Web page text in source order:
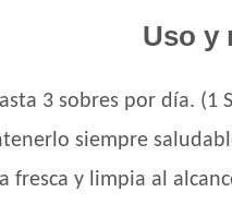
Uso y
3 sobres por día.
siempre
fresca y limpia al